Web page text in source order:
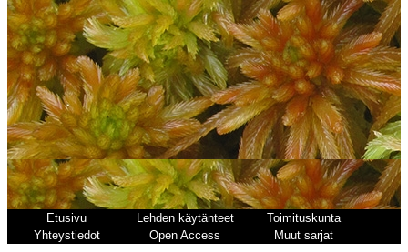
Etusivu Lehden käytänteet
Toimituskunta
Yhteystiedot
Open Access Muut sarjat